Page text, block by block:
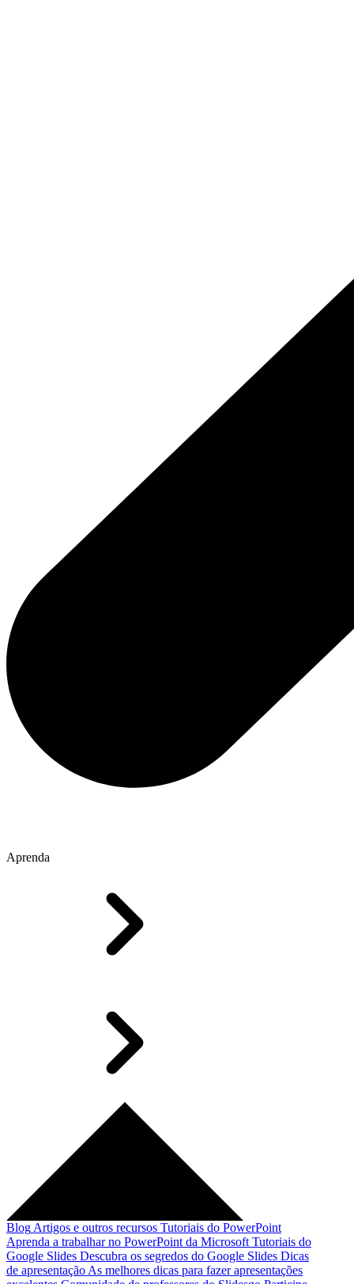
Aprenda
Blog Artigos e outros recursos Tutoriais do PowerPoint
Aprenda a trabalhar no PowerPoint da Microsoft Tutoriais do
Google Slides Descubra os segredos do Google Slides Dicas
de apresentação As melhores dicas para fazer apresentações